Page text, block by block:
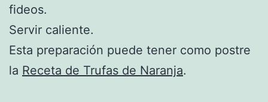
fideos.
Servir caliente.
Esta preparación puede tener como postre
la Receta de Trufas de Naranja.